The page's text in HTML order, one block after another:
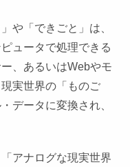
や「できごと」は、
ュータで処理できる
、あるいはWebやモ
実世界の「ものご
データに変換され、
アナログな現実世界